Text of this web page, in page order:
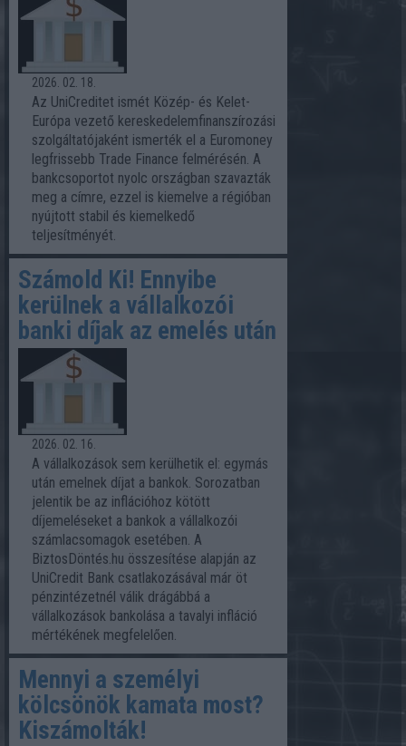
2026. 02. 18.
Az UniCreditet ismét Közép- és Kelet-
Európa vezető kereskedelemfinanszírozási
szolgáltatójaként ismerték el a Euromoney
legfrissebb Trade Finance felmérésén. A
bankcsoportot nyolc országban szavazták
meg a címre, ezzel is kiemelve a régióban
nyújtott stabil és kiemelkedő
teljesítményét.
Számold Ki! Ennyibe
kerülnek a vállalkozói
banki díjak az emelés után
2026. 02. 16.
A vállalkozások sem kerülhetik el: egymás
után emelnek díjat a bankok. Sorozatban
jelentik be az inflációhoz kötött
díjemeléseket a bankok a vállalkozói
számlacsomagok esetében. A
BiztosDöntés.hu összesítése alapján az
UniCredit Bank csatlakozásával már öt
pénzintézetnél válik drágábbá a
vállalkozások bankolása a tavalyi infláció
mértékének megfelelően.
Mennyi a személyi
kölcsönök kamata most?
Kiszámolták!